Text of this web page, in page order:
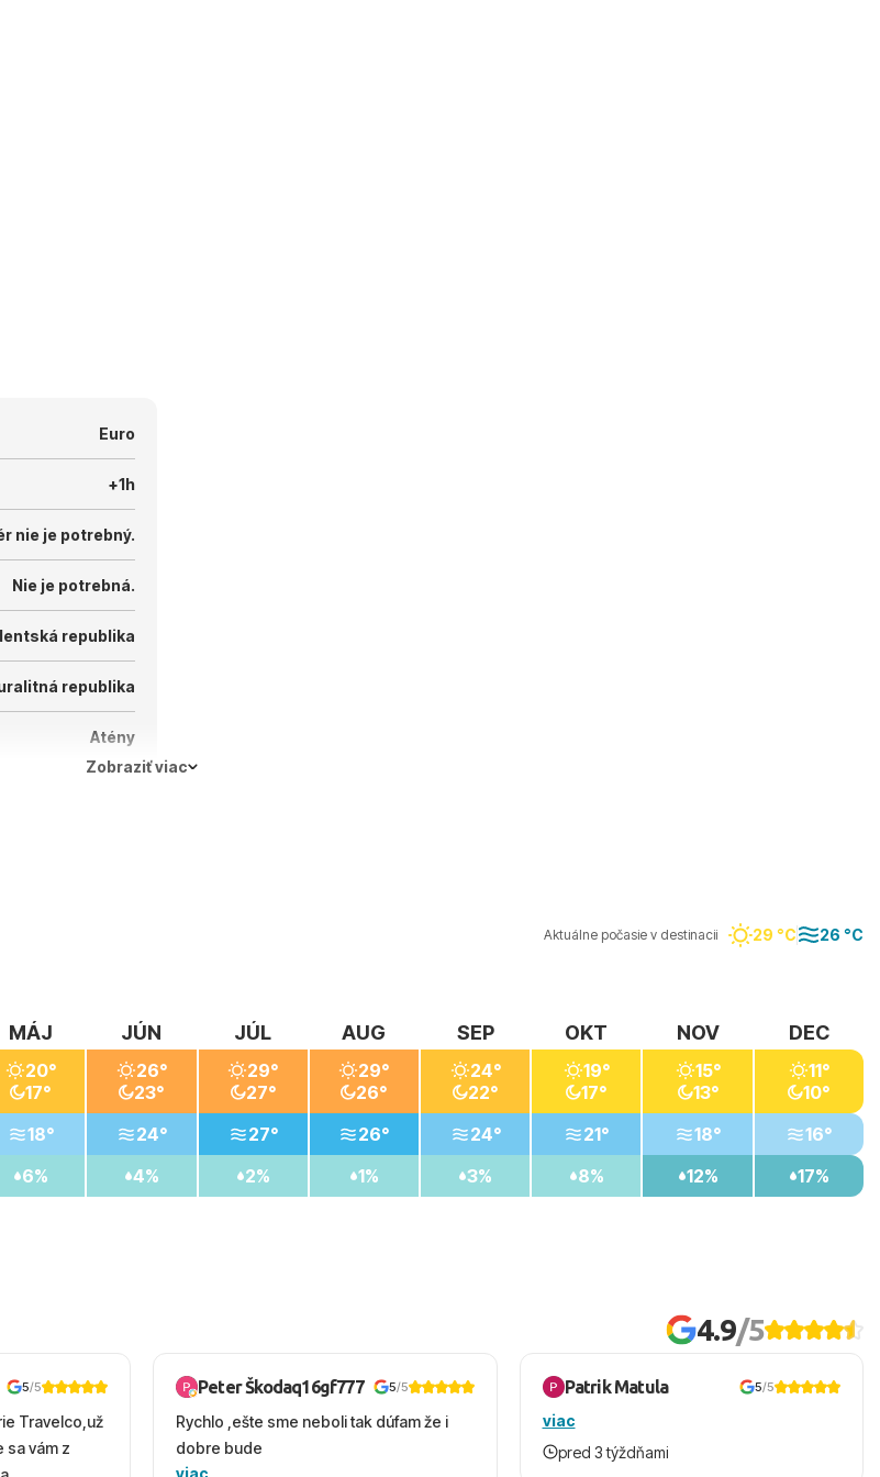
Euro
+1h
nie je potrebný.
Nie je potrebná.
republika
republika
Atény
Zobraziť viac
Aktuálne počasie v destinacii 29 °C 26 °C
MÁJ
20°
17°
18°
6%
JÚN
26°
23°
24°
4%
JÚL
29°
27°
27°
2%
AUG
29°
26°
26°
1%
SEP
24°
22°
24°
3%
OKT
19°
17°
21°
8%
NOV
15°
13°
18°
12%
DEC
11°
10°
16°
17%
4.9/5
5/5
Travelco,už
sa vám z
Peter Škodaq16gf777 5/5
Rychlo ,ešte sme neboli tak dúfam že i
dobre bude
viac
Patrik Matula 5/5
viac
pred 3 týždňami